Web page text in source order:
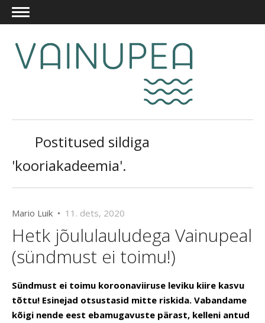
Postitused sildiga
'kooriakadeemia'.
Mario Luik • 11. dets, 2020
Hetk jõululauludega Vainupeal
(sündmust ei toimu!)
Sündmust ei toimu koroonaviiruse leviku kiire kasvu
tõttu! Esinejad otsustasid mitte riskida. Vabandame
kõigi nende eest ebamugavuste pärast, kelleni antud